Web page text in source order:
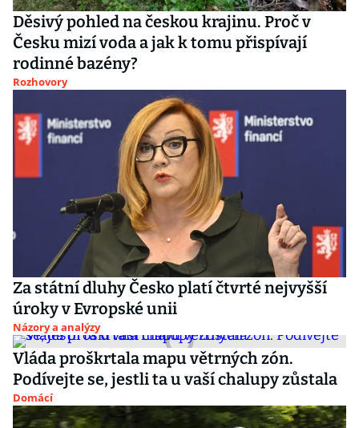
Děsivý pohled na českou krajinu. Proč v
Česku mizí voda a jak k tomu přispívají
rodinné bazény?
Rozhovory
Za státní dluhy Česko platí čtvrté nejvyšší
úroky v Evropské unii
Názory a analýzy
Vláda proškrtala mapu větrných zón.
Podívejte se, jestli ta u vaší chalupy zůstala
Domácí